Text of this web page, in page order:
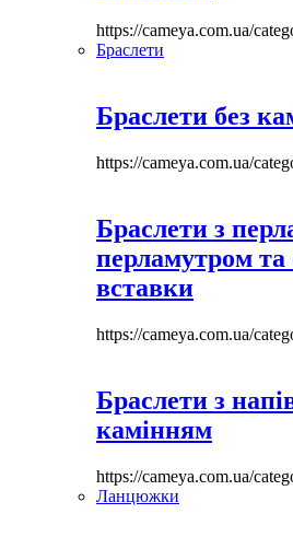
https://cameya.com.ua/
Браслети
Браслети без
https://cameya.com.ua/
Браслети з
перламутром та
вставки
https://cameya.com.ua/
Браслети з
камінням
https://cameya.com.ua/
Ланцюжки